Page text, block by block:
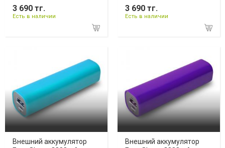
3 690 тг.
Есть в наличии
3 690 тг.
Есть в наличии
Внешний аккумулятор
Внешний аккумулятор